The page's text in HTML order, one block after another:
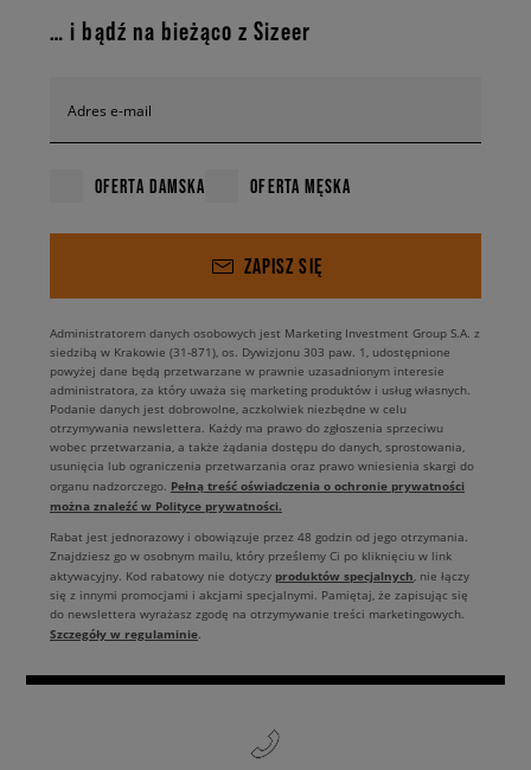
… i bądź na bieżąco z Sizeer
Adres e-mail
OFERTA DAMSKA OFERTA MĘSKA
ZAPISZ SIĘ
Administratorem danych osobowych jest Marketing Investment Group S.A. z
siedzibą w Krakowie (31-871), os. Dywizjonu 303 paw. 1, udostępnione
powyżej dane będą przetwarzane w prawnie uzasadnionym interesie
administratora, za który uważa się marketing produktów i usług własnych.
Podanie danych jest dobrowolne, aczkolwiek niezbędne w celu
otrzymywania newslettera. Każdy ma prawo do zgłoszenia sprzeciwu
wobec przetwarzania, a także żądania dostępu do danych, sprostowania,
usunięcia lub ograniczenia przetwarzania oraz prawo wniesienia skargi do
organu nadzorczego. Pełną treść oświadczenia o ochronie prywatności
można znaleźć w Polityce prywatności.
Rabat jest jednorazowy i obowiązuje przez 48 godzin od jego otrzymania.
Znajdziesz go w osobnym mailu, który prześlemy Ci po kliknięciu w link
aktywacyjny. Kod rabatowy nie dotyczy produktów specjalnych, nie łączy
się z innymi promocjami i akcjami specjalnymi. Pamiętaj, że zapisując się
do newslettera wyrażasz zgodę na otrzymywanie treści marketingowych.
Szczegóły w regulaminie.